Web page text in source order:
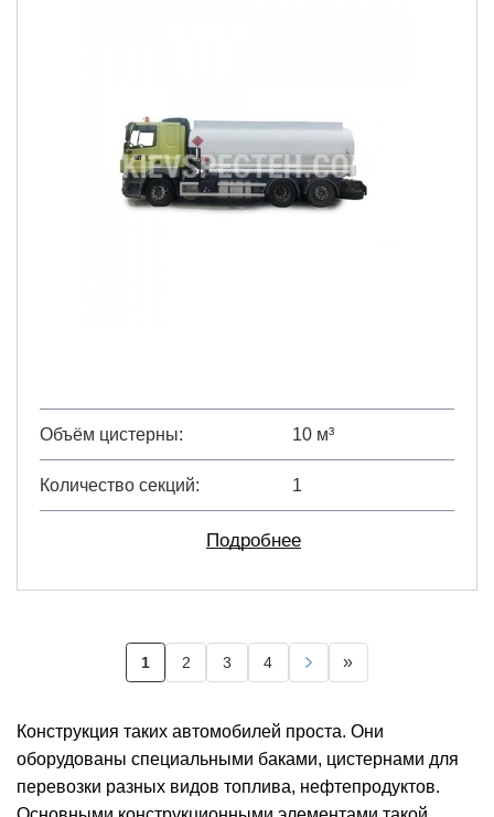
Объём цистерны 10 м³
Количество секций 1
Подробнее
Текущая
страница
1 Page
2 Page
3 Page
4
Следующая
страница
Последняя
страница
»
Конструкция таких автомобилей проста. Они
оборудованы специальными баками, цистернами для
перевозки разных видов топлива, нефтепродуктов.